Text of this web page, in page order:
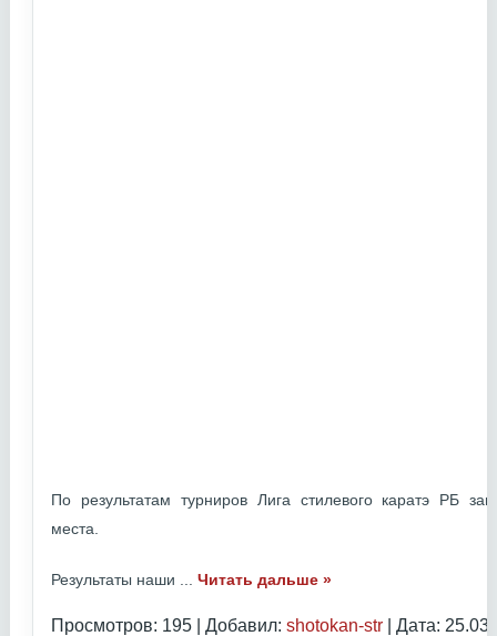
По результатам турниров Лига стилевого каратэ РБ
места.
Результаты наши Читать дальше »
Просмотров: 195 | Добавил: shotokan-str | Дата: